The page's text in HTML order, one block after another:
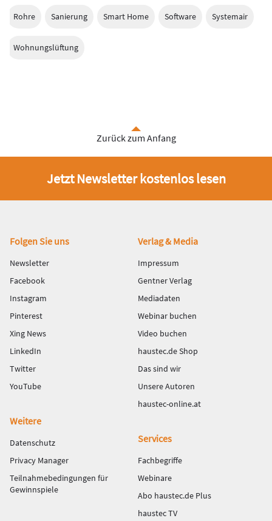
Rohre Sanierung Smart Home Software Systemair
Wohnungslüftung
Zurück zum Anfang
Jetzt Newsletter kostenlos lesen
Fußbereich
Folgen Sie uns
Newsletter
Facebook
Instagram
Pinterest
Xing News
LinkedIn
Twitter
YouTube
Verlag & Media
Impressum
Gentner Verlag
Mediadaten
Webinar buchen
Video buchen
haustec.de Shop
Das sind wir
Unsere Autoren
haustec-online.at
Weitere
Datenschutz
Privacy Manager
Teilnahmebedingungen für
Gewinnspiele
Services
Fachbegriffe
Webinare
Abo haustec.de Plus
haustec TV